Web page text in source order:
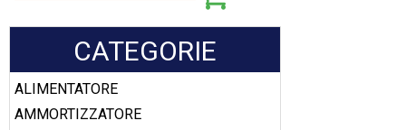
CATEGORIE
ALIMENTATORE
AMMORTIZZATORE